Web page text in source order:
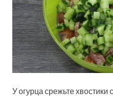
У огурца срежьте хвостики